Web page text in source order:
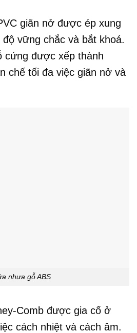
giãn nở được ép xung
vững chắc và bắt khoá.
cứng được xếp thành
chế tối đa việc giãn nở và
nhựa gỗ ABS
Comb được gia cố ở
cách nhiệt và cách âm.